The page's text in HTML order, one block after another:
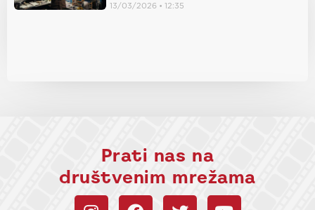
13/03/2026 12:35
Prati nas na
društvenim mrežama